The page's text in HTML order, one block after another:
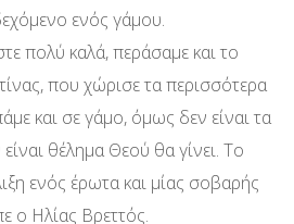
ενός γάμου.
πολύ καλά, περάσαμε και το
που χώρισε τα περισσότερα
και σε γάμο, όμως δεν είναι τα
θέλημα Θεού θα γίνει. Το
ενός έρωτα και μίας σοβαρής
ο Ηλίας Βρεττός.